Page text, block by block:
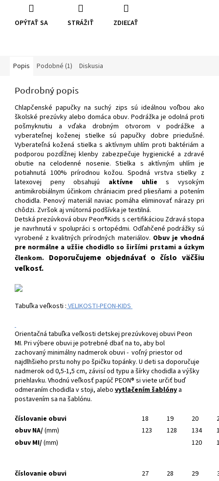
OPÝTAŤ SA STRÁŽIŤ ZDIEĽAŤ
Popis Podobné (1) Diskusia
Podrobný popis
Chlapčenské papučky na suchý zips sú ideálnou voľbou ako
školské prezúvky alebo domáca obuv. Podrážka je odolná proti
pošmyknutiu a vďaka drobným otvorom v podrážke a
vyberateľnej koženej stielke sú papučky dobre priedušné.
Vyberateľná kožená stielka s aktívnym uhlím proti baktériám a
podporou pozdĺžnej klenby zabezpečuje hygienické a zdravé
obutie na celodenné nosenie. Stielka s aktívným uhlím je
potiahnutá 100% prírodnou kožou.Spodná vrstva stielky z
latexovej peny obsahujú aktívne uhlie s vysokým
antimikrobiálnym účinkom chrániacim pred pliesňami a potením
chodidla. Penový materiál naviac pomáha eliminovať nárazy pri
chôdzi. Zvršok aj vnútorná podšívka je textilná.
Detská prezúvková obuv Peon®Kids s certifikáciou Zdravá stopa
je navrhnutá v spolupráci s ortopédmi. Odľahčené podrážky sú
vyrobené z kvalitných prírodných materiálov. Obuv je vhodná
pre normálne a užšie chodidlo so širšími prstami a úzkym
členkom. Doporučujeme objednávať o číslo väčšiu
veľkosť.
Tabuľka veľkosti :VELIKOSTI-PEON-KIDS
Orientačná tabuľka veľkosti detskej prezúvkovej obuvi Peon
MI. Pri výbere obuvi je potrebné dbať na to, aby bol
zachovaný minimálny nadmerok obuvi - voľný priestor od
najdlhšieho prstu nohy po špičku topánky. U deti sa doporučuje
nadmerok od 0,5-1,5 cm, závisí od typu a šírky chodidla a výšky
priehlavku. Vhodnú veľkosť papúč PEON® si viete určiť buď
odmeraním chodidla v stoji, alebo vytlačením šablóny a
postavením sa na šablónu.
číslovanie obuvi
18 19 20
obuv NA/(mm) 123 128 134
obuv MI/(mm) 120
číslovanie obuvi 27 28 29